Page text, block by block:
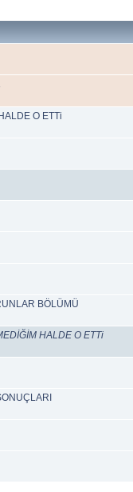
O ETTi
BÖLÜMÜ
HALDE O ETTi